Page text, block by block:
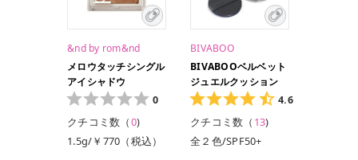
&nd by rom&nd
メロウタッチシングル
アイシャドウ
0
クチコミ数（0)
1.5g/￥770（税込）
BIVABOO
BIVABOOベルベット
ジュエルクッション
4.6
クチコミ数（ 13)
全２色/SPF50+